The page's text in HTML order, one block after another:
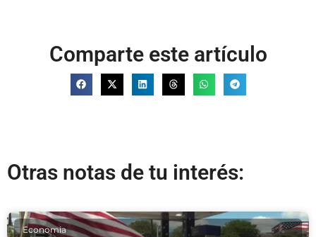
Comparte este artículo
Otras notas de tu interés:
Economia